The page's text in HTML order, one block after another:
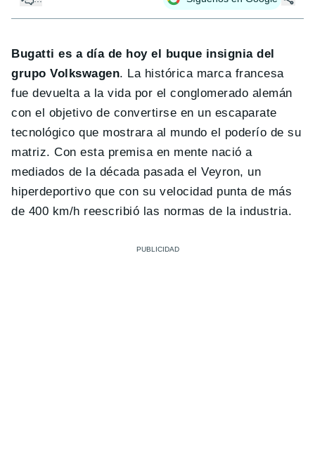
Bugatti es a día de hoy el buque insignia del
grupo Volkswagen. La histórica marca francesa
fue devuelta a la vida por el conglomerado alemán
con el objetivo de convertirse en un escaparate
tecnológico que mostrara al mundo el poderío de su
matriz. Con esta premisa en mente nació a
mediados de la década pasada el Veyron, un
hiperdeportivo que con su velocidad punta de más
de 400 km/h reescribió las normas de la industria.